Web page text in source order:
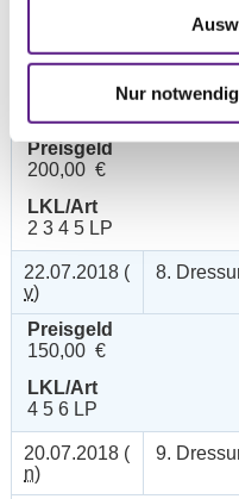
Nur
2 3 4 5 6 LP
20.07.2018 (
7.
Preisgeld
200,00 €
LKL/Art
2 3 4 5 LP
22.07.2018 (
v)
8.
Preisgeld
150,00 €
LKL/Art
4 5 6 LP
20.07.2018 (
n)
9.